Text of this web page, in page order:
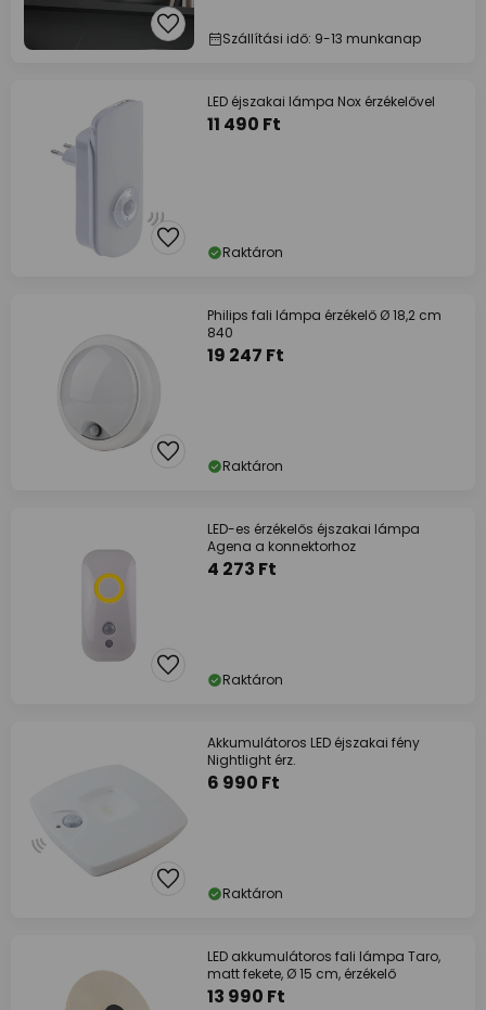
Szállítási idő: 9-13 munkanap
LED éjszakai lámpa Nox érzékelővel
11 490 Ft
Raktáron
Philips fali lámpa érzékelő Ø 18,2 cm
840
19 247 Ft
Raktáron
LED-es érzékelős éjszakai lámpa
Agena a konnektorhoz
4 273 Ft
Raktáron
Akkumulátoros LED éjszakai fény
Nightlight érz.
6 990 Ft
Raktáron
LED akkumulátoros fali lámpa Taro,
matt fekete, Ø 15 cm, érzékelő
13 990 Ft